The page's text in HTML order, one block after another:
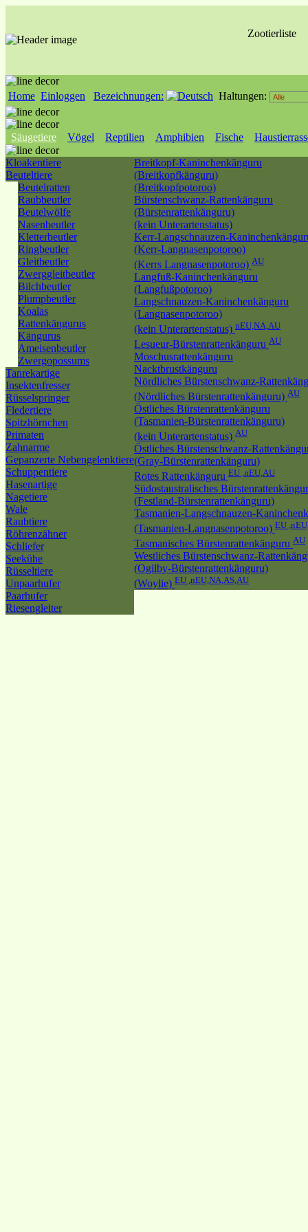
Zootierliste
Home Einloggen Bezeichnungen: Haltungen:
Säugetiere Vögel Reptilien Amphibien Fische
Kloakentiere
Beuteltiere
Beutelratten
Raubbeutler
Beutelwölfe
Nasenbeutler
Kletterbeutler
Ringbeutler
Gleitbeutler
Zwerggleitbeutler
Bilchbeutler
Plumpbeutler
Koalas
Rattenkängurus
Kängurus
Ameisenbeutler
Zwergopossums
Tanrekartige
Insektenfresser
Rüsselspringer
Fledertiere
Spitzhörnchen
Primaten
Zahnarme
Gepanzerte Nebengelenktiere
Schuppentiere
Hasenartige
Nagetiere
Wale
Raubtiere
Röhrenzähner
Schliefer
Seekühe
Rüsseltiere
Unpaarhufer
Paarhufer
Riesengleiter
Breitkopf-Kaninchenkänguru
(Breitkopfkänguru)
(Breitkopfpotoroo)
Bürstenschwanz-Rattenkänguru
(Bürstenrattenkänguru)
(kein Unterartenstatus)
Kerr-Langschnauzen-
(Kerr-Langnasenpotoroo)
(Kerrs Langnasenpotoroo) AU
Langfuß-Kaninchenkänguru
(Langfußpotoroo)
Langschnauzen-Kaninchenkänguru
(Langnasenpotoroo)
(kein Unterartenstatus) nEU,NA,AU
Lesueur-Bürstenrattenkänguru AU
Moschusrattenkänguru
Nacktbrustkänguru
Nördliches Bürstenschwanz-
(Nördliches Bürstenrattenkänguru) AU
Östliches Bürstenrattenkänguru
(Tasmanien-Bürstenrattenkänguru)
(kein Unterartenstatus) AU
Östliches Bürstenschwanz-
(Gray-Bürstenrattenkänguru)
Rotes Rattenkänguru EU ,nEU,AU
Südostaustralisches
(Festland-Bürstenrattenkänguru)
Tasmanien-Langschnauzen-
(Tasmanien-Langnasenpotoroo) EU
Tasmanisches Bürstenrattenkänguru AU
Westliches Bürstenschwanz-
(Ogilby-Bürstenrattenkänguru)
(Woylie) EU ,nEU,NA,AS,AU